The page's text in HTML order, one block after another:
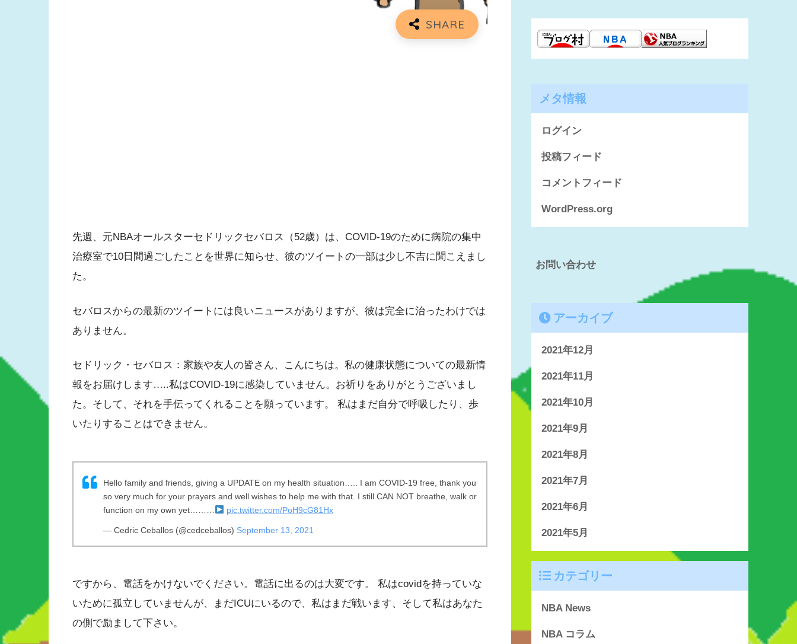
先週、元NBAオールスターセドリックセバロス（52歳）は、COVID-19のために病院の集中
治療室で10日間過ごしたことを世界に知らせ、彼のツイートの一部は少し不吉に聞こえまし
た。
セバロスからの最新のツイートには良いニュースがありますが、彼は完全に治ったわけでは
ありません。
セドリック・セバロス：家族や友人の皆さん、こんにちは。私の健康状態についての最新情
報をお届けします…..私はCOVID-19に感染していません。お祈りをありがとうございまし
た。そして、それを手伝ってくれることを願っています。 私はまだ自分で呼吸したり、歩
いたりすることはできません。
Hello family and friends, giving a UPDATE on my health situation….. I am COVID-19 free, thank you
so very much for your prayers and well wishes to help me with that. I still CAN NOT breathe, walk or
function on my own yet………
pic.twitter.com/PoH9cG81Hx
— Cedric Ceballos (@cedceballos) September 13, 2021
ですから、電話をかけないでください。電話に出るのは大変です。 私はcovidを持っていな
いために孤立していませんが、まだICUにいるので、私はまだ戦います、そして私はあなた
の側で励まして下さい。
メタ情報
ログイン
投稿フィード
コメントフィード
WordPress.org
お問い合わせ
アーカイブ
2021年12月
2021年11月
2021年10月
2021年9月
2021年8月
2021年7月
2021年6月
2021年5月
カテゴリー
NBA News
NBA コラム